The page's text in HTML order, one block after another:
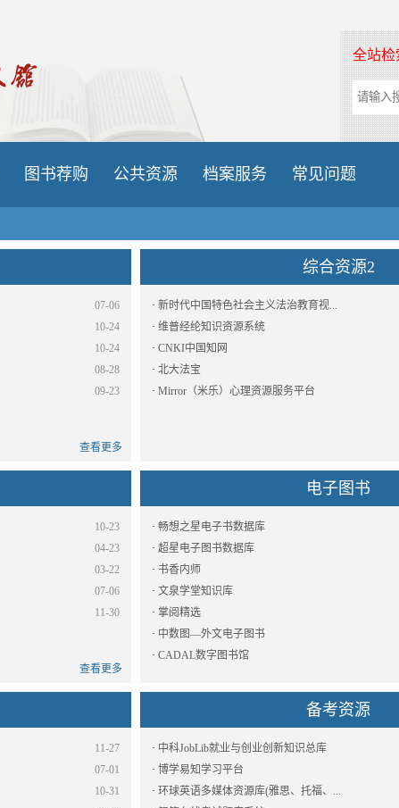
全站检
图书荐购 公共资源 档案服务 常见问题
07-06
10-24
10-24
08-28
09-23
查看更多
综合资源2
· 新时代中国特色社会主义法治教育视...
· 维普经纶知识资源系统
· CNKI中国知网
· 北大法宝
· Mirror（米乐）心理资源服务平台
10-23
04-23
03-22
07-06
11-30
查看更多
电子图书
· 畅想之星电子书数据库
· 超星电子图书数据库
· 书香内师
· 文泉学堂知识库
· 掌阅精选
· 中数图—外文电子图书
· CADAL数字图书馆
11-27
07-01
10-31
备考资源
· 中科JobLib就业与创业创新知识总库
· 博学易知学习平台
· 环球英语多媒体资源库(雅思、托福、...